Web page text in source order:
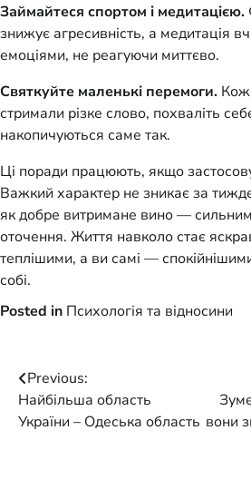
Займайтеся спортом і медитацією.
знижує агресивність, а медитація
емоціями, не реагуючи миттєво.
Святкуйте маленькі перемоги.
стримали різке слово, похваліть
накопичуються саме так.
Ці поради працюють, якщо
Важкий характер не зникає за
як добре витримане вино —
оточення. Життя навколо стає
теплішими, а ви самі —
собі.
Posted in Психологія та відносини
Post
navigation
Previous:
Найбільша область
України – Одеська область вони